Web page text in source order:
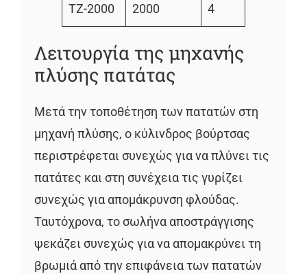
TZ-2000 2000 4
Λειτουργία της μηχανής
πλύσης πατάτας
Μετά την τοποθέτηση των πατατών στη
μηχανή πλύσης, ο κύλινδρος βούρτσας
περιστρέφεται συνεχώς για να πλύνει τις
πατάτες και στη συνέχεια τις γυρίζει
συνεχώς για απομάκρυνση φλούδας.
Ταυτόχρονα, το σωλήνα αποστράγγισης
ψεκάζει συνεχώς για να απομακρύνει τη
βρωμιά από την επιφάνεια των πατατών